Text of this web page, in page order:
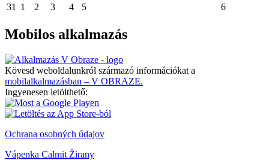
31
1 2 3 4 5 6
Mobilos alkalmazás
Kövesd weboldalunkról származó információkat a
mobilalkalmazásban – V OBRAZE.
Ingyenesen letölthető:
Ochrana osobných údajov
Vápenka Calmit Žirany